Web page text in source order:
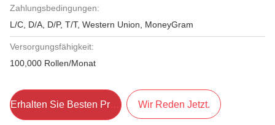
Zahlungsbedingungen:
L/C, D/A, D/P, T/T, Western Union, MoneyGram
Versorgungsfähigkeit:
100,000 Rollen/Monat
Erhalten Sie Besten Preis Wir Reden Jetzt.